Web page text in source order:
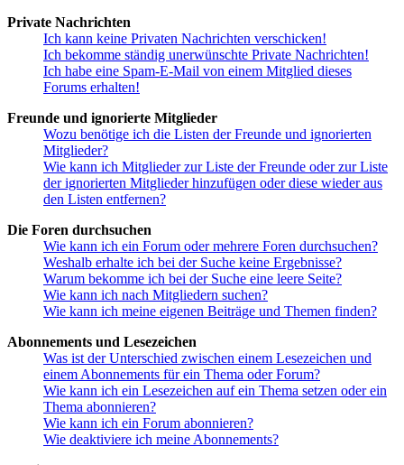
Private Nachrichten
Ich kann keine Privaten Nachrichten verschicken!
Ich bekomme ständig unerwünschte Private Nachrichten!
Ich habe eine Spam-E-Mail von einem Mitglied dieses
Forums erhalten!
Freunde und ignorierte Mitglieder
Wozu benötige ich die Listen der Freunde und ignorierten
Mitglieder?
Wie kann ich Mitglieder zur Liste der Freunde oder zur Liste
der ignorierten Mitglieder hinzufügen oder diese wieder aus
den Listen entfernen?
Die Foren durchsuchen
Wie kann ich ein Forum oder mehrere Foren durchsuchen?
Weshalb erhalte ich bei der Suche keine Ergebnisse?
Warum bekomme ich bei der Suche eine leere Seite?
Wie kann ich nach Mitgliedern suchen?
Wie kann ich meine eigenen Beiträge und Themen finden?
Abonnements und Lesezeichen
Was ist der Unterschied zwischen einem Lesezeichen und
einem Abonnements für ein Thema oder Forum?
Wie kann ich ein Lesezeichen auf ein Thema setzen oder ein
Thema abonnieren?
Wie kann ich ein Forum abonnieren?
Wie deaktiviere ich meine Abonnements?